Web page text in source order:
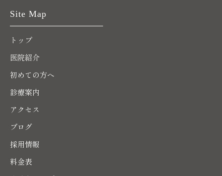
Site Map
トップ
医院紹介
初めての方へ
診療案内
アクセス
ブログ
採用情報
料金表